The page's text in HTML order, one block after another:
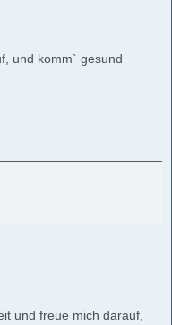
und komm` gesund
und freue mich darauf,